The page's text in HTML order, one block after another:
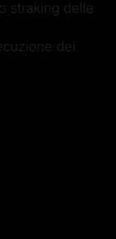
straking delle
dei